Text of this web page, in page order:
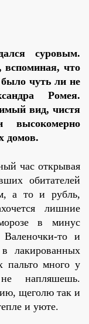
суровым.
что
было чуть ли не
Ромея.
вид, чистя
домов.
час открывая
обитателей
а то и рубль,
лишние
в минус
то и
лакированных
пальто много у
напляшешь.
щеголю так и
и уюте.